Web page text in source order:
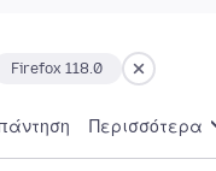
Firefox 118.0
Περισσότερα